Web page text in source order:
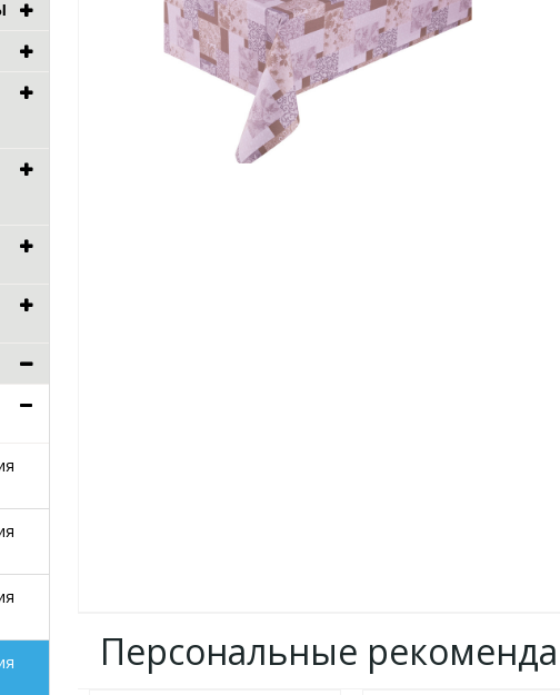
Персональные